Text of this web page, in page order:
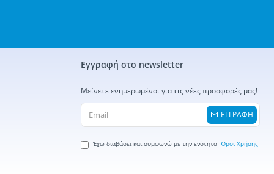
Εγγραφή στο newsletter
Μείνετε ενημερωμένοι για τις νέες προσφορές μας!
ΕΓΓΡΑΦΗ
Έχω διαβάσει και συμφωνώ με την ενότητα Όροι Χρήσης